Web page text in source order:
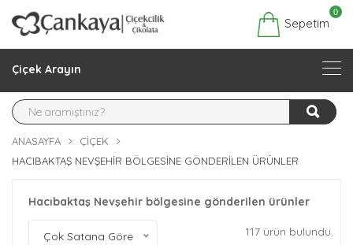
Sepetim
0
Çiçek Arayın
ANASAYFA
ÇIÇEK
HACIBAKTAŞ NEVŞEHIR BÖLGESINE GÖNDERILEN ÜRÜNLER
Hacıbaktaş Nevşehir bölgesine gönderilen ürünler
Çok Satana Göre 117 ürün bulundu.